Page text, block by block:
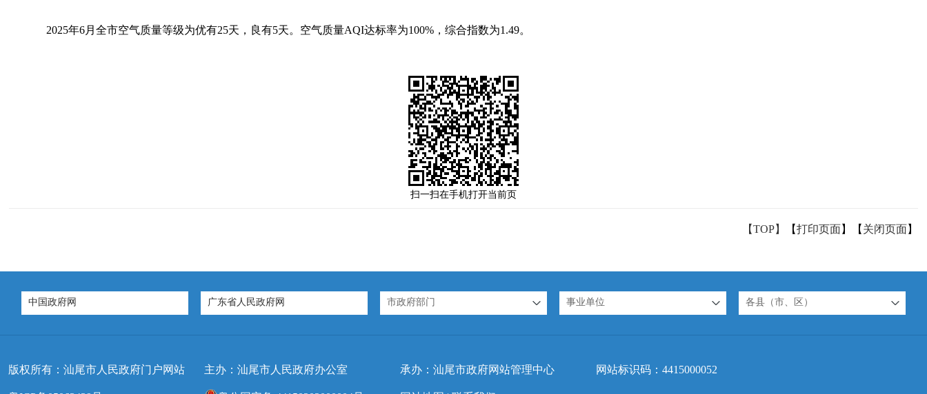
2025年6月全市空气质量等级为优有25天，良有5天。空气质量AQI达标率为100%，综合指数为1.49。
扫一扫在手机打开当前页
【TOP】 【打印页面】【 关闭页面】
中国政府网 广东省人民政府网 市政府部门 事业单位 各县（市、区）
版权所有：汕尾市人民政府门户网站 主办：汕尾市人民政府办公室 承办：汕尾市政府网站管理中心 网站标识码：4415000052